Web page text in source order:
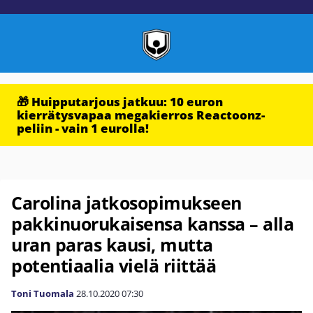
🎁 Huipputarjous jatkuu: 10 euron
kierrätysvapaa megakierros Reactoonz-
peliin - vain 1 eurolla!
Carolina jatkosopimukseen
pakkinuorukaisensa kanssa – alla
uran paras kausi, mutta
potentiaalia vielä riittää
Toni Tuomala 28.10.202007:30